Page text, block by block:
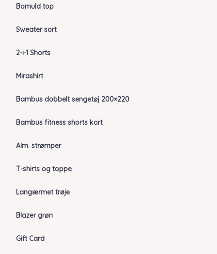
Bomuld top
Sweater sort
2-i-1 Shorts
Mirashirt
Bambus dobbelt sengetøj 200×220
Bambus fitness shorts kort
Alm. strømper
T-shirts og toppe
Langærmet trøje
Blazer grøn
Gift Card